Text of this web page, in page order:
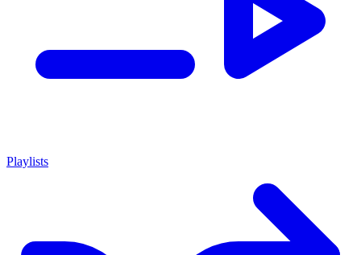
Playlists